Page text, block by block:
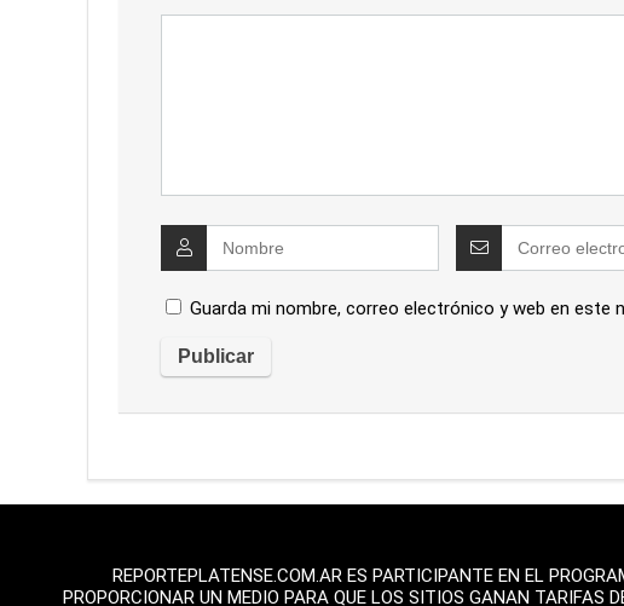
Guarda mi nombre, correo electrónico y web en este
REPORTEPLATENSE.COM.AR ES PARTICIPANTE EN EL
PROPORCIONAR UN MEDIO PARA QUE LOS SITIOS GANAN